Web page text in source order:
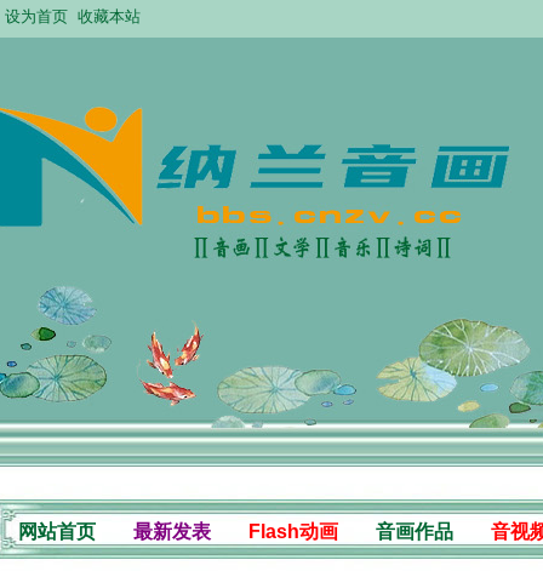
设为首页 收藏本站
网站首页 最新发表 Flash动画 音画作品 音视